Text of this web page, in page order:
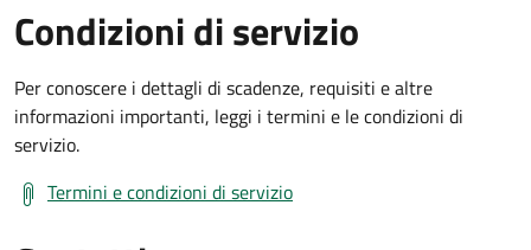
Condizioni di servizio
Per conoscere i dettagli di scadenze, requisiti e altre
informazioni importanti, leggi i termini e le condizioni di
servizio.
Termini e condizioni di servizio